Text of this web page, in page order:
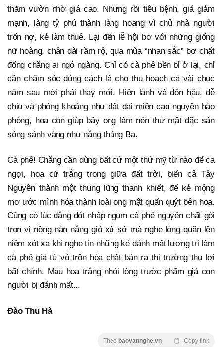
thăm vườn nhờ giá cao. Nhưng rồi tiêu bệnh, giá giảm
mạnh, làng tỷ phú thành làng hoang vì chủ nhà người
trốn nợ, kẻ làm thuê. Lại đến lễ hội bơ với những giống
nữ hoàng, chân dài rầm rộ, qua mùa “nhan sắc” bơ chất
đống chẳng ai ngó ngàng. Chỉ có cà phê bền bỉ ở lại, chỉ
cần chăm sóc đúng cách là cho thu hoạch cả vài chục
năm sau mới phải thay mới. Hiền lành và đôn hậu, dễ
chịu và phóng khoáng như đất đai miền cao nguyên hào
phóng, hoa còn giúp bầy ong làm nên thứ mật đặc sản
sóng sánh vàng như nắng tháng Ba.
Cà phê! Chẳng cần dùng bất cứ một thứ mỹ từ nào để ca
ngợi, hoa cứ trắng trong giữa đất trời, biến cả Tây
Nguyên thành một thung lũng thanh khiết, để kẻ mộng
mơ ước mình hóa thành loài ong mật quấn quýt bên hoa.
Cũng có lúc đắng đót nhấp ngụm cà phê nguyên chất gói
trọn vị nồng nàn nắng gió xứ sở mà nghe lòng quặn lên
niềm xót xa khi nghe tin những kẻ đánh mất lương tri làm
cà phê giả từ vỏ trộn hóa chất bán ra thị trường thu lợi
bất chính. Màu hoa trắng nhói lòng trước phẩm giá con
người bị đánh mất...
Đào Thu Hà
Theo baovannghe.vn Copy link